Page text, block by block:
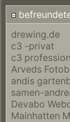
drewing.de
c3 -privat
c3
Arveds
andis
samen-
Devabo
Mainhatten